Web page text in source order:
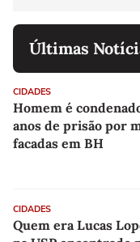
Últimas
CIDADES
Homem é
anos de prisão por
facadas em BH
CIDADES
Quem era Lucas